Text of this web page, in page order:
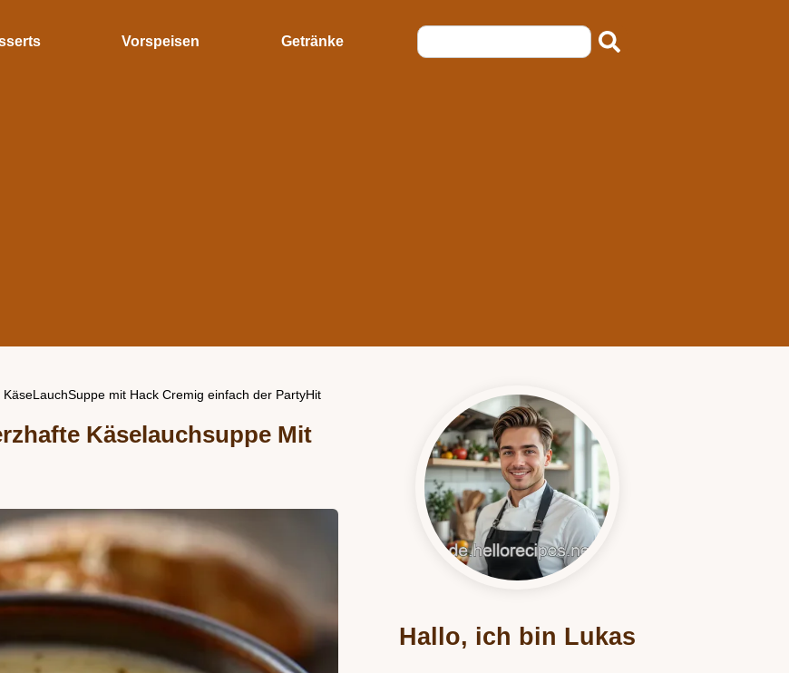
Vorspeisen Getränke
KäseLauchSuppe mit Hack Cremig einfach der PartyHit
Käselauchsuppe Mit
Hallo, ich bin Lukas